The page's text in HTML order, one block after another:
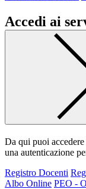
Accedi ai
Da qui puoi
una autenticazione
Registro Docenti
Albo Online PEO -